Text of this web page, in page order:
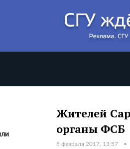
Жителей
органы ФСБ
8 февраля 2017, 13:57